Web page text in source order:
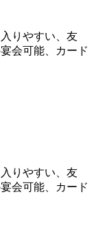
りやすい、友
会可能、カード
りやすい、友
会可能、カード